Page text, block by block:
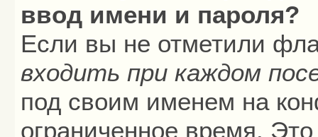
ввод имени и пароля?
Если вы не отметили
входить при каждом
под своим именем на
ограниченное время.